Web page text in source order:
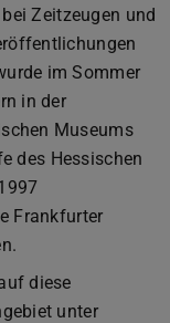
Zeitzeugen und
im Sommer
in der
Museums
des Hessischen
Frankfurter
diese
unter